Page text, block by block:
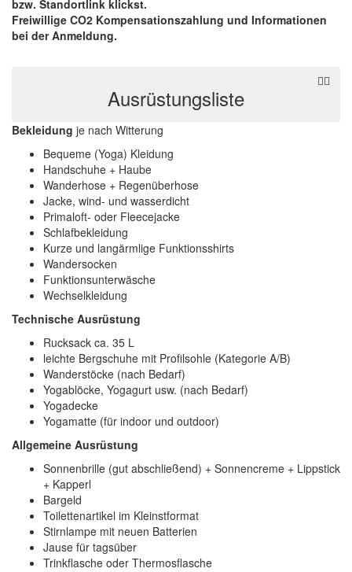
bzw. Standortlink klickst.
Freiwillige CO2 Kompensationszahlung und Informationen
bei der Anmeldung.
Ausrüstungsliste
Bekleidung je nach Witterung
Bequeme (Yoga) Kleidung
Handschuhe + Haube
Wanderhose + Regenüberhose
Jacke, wind- und wasserdicht
Primaloft- oder Fleecejacke
Schlafbekleidung
Kurze und langärmlige Funktionsshirts
Wandersocken
Funktionsunterwäsche
Wechselkleidung
Technische Ausrüstung
Rucksack ca. 35 L
leichte Bergschuhe mit Profilsohle (Kategorie A/B)
Wanderstöcke (nach Bedarf)
Yogablöcke, Yogagurt usw. (nach Bedarf)
Yogadecke
Yogamatte (für indoor und outdoor)
Allgemeine Ausrüstung
Sonnenbrille (gut abschließend) + Sonnencreme + Lippstick
+ Kapperl
Bargeld
Toilettenartikel im Kleinstformat
Stirnlampe mit neuen Batterien
Jause für tagsüber
Trinkflasche oder Thermosflasche